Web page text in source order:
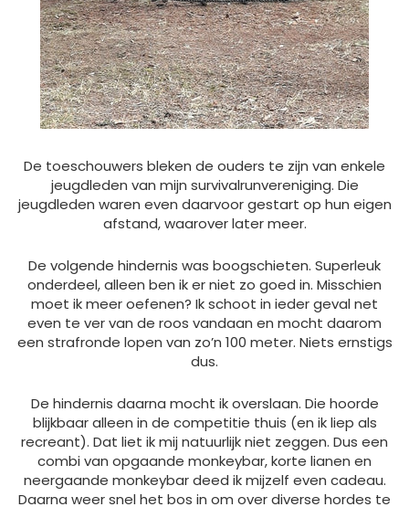
De toeschouwers bleken de ouders te zijn van enkele
jeugdleden van mijn survivalrunvereniging. Die
jeugdleden waren even daarvoor gestart op hun eigen
afstand, waarover later meer.
De volgende hindernis was boogschieten. Superleuk
onderdeel, alleen ben ik er niet zo goed in. Misschien
moet ik meer oefenen? Ik schoot in ieder geval net
even te ver van de roos vandaan en mocht daarom
een strafronde lopen van zo’n 100 meter. Niets ernstigs
dus.
De hindernis daarna mocht ik overslaan. Die hoorde
blijkbaar alleen in de competitie thuis (en ik liep als
recreant). Dat liet ik mij natuurlijk niet zeggen. Dus een
combi van opgaande monkeybar, korte lianen en
neergaande monkeybar deed ik mijzelf even cadeau.
Daarna weer snel het bos in om over diverse hordes te